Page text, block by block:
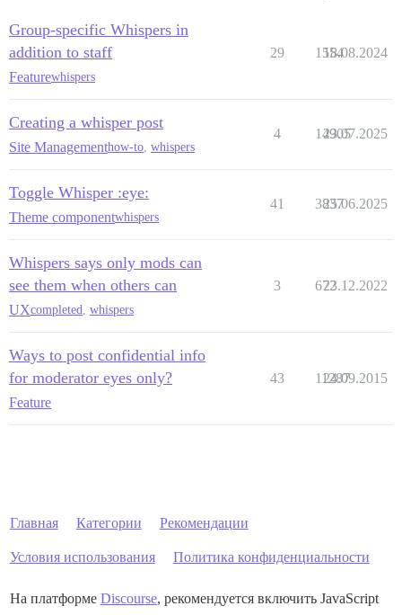
Group-specific Whispers in
addition to staff
Featurewhispers
29 1554
18.08.2024
Creating a whisper post
Site Managementhow-to, whispers
4 14905
23.07.2025
Toggle Whisper :eye:
Theme componentwhispers
41 3837
25.06.2025
Whispers says only mods can
see them when others can
UXcompleted, whispers
3 672
23.12.2022
Ways to post confidential info
for moderator eyes only?
Feature
43 11287
24.09.2015
Главная Категории Рекомендации
Условия использования Политика конфиденциальности
На платформе Discourse, рекомендуется включить JavaScript